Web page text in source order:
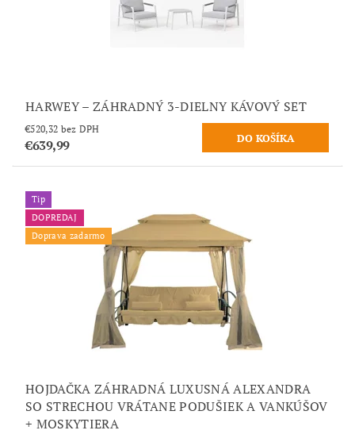
HARWEY – ZÁHRADNÝ 3-DIELNY KÁVOVÝ SET
€520,32 bez DPH
€639,99
Tip
DOPREDAJ
Doprava zadarmo
HOJDAČKA ZÁHRADNÁ LUXUSNÁ ALEXANDRA
SO STRECHOU VRÁTANE PODUŠIEK A VANKÚŠOV
+ MOSKYTIERA